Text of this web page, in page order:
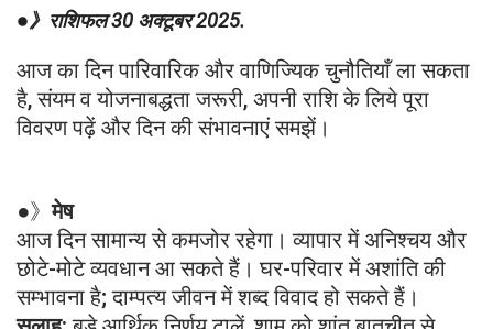
●》राशिफल 30 अक्टूबर 2025.
आज का दिन पारिवारिक और वाणिज्यिक चुनौतियाँ ला सकता
है, संयम व योजनाबद्धता जरूरी, अपनी राशि के लिये पूरा
विवरण पढ़ें और दिन की संभावनाएं समझें।
●》मेष
आज दिन सामान्य से कमजोर रहेगा। व्यापार में अनिश्चय और
छोटे-मोटे व्यवधान आ सकते हैं। घर-परिवार में अशांति की
सम्भावना है; दाम्पत्य जीवन में शब्द विवाद हो सकते हैं।